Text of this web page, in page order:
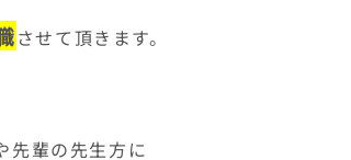
させて頂きます。
先輩の先生方に